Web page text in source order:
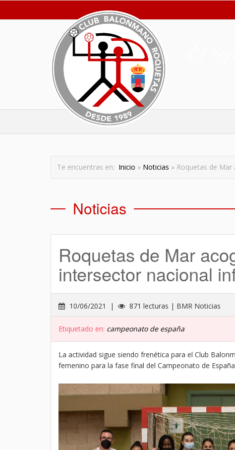
Te encuentras en: Inicio » Noticias » Roquetas de
Noticias
Roquetas de Mar
intersector nacional
10/06/2021 | 871 lecturas | BMR Noticias
Etiquetado en: campeonato de españa
La actividad sigue siendo frenética para el Club
femenino para la fase final del Campeonato de